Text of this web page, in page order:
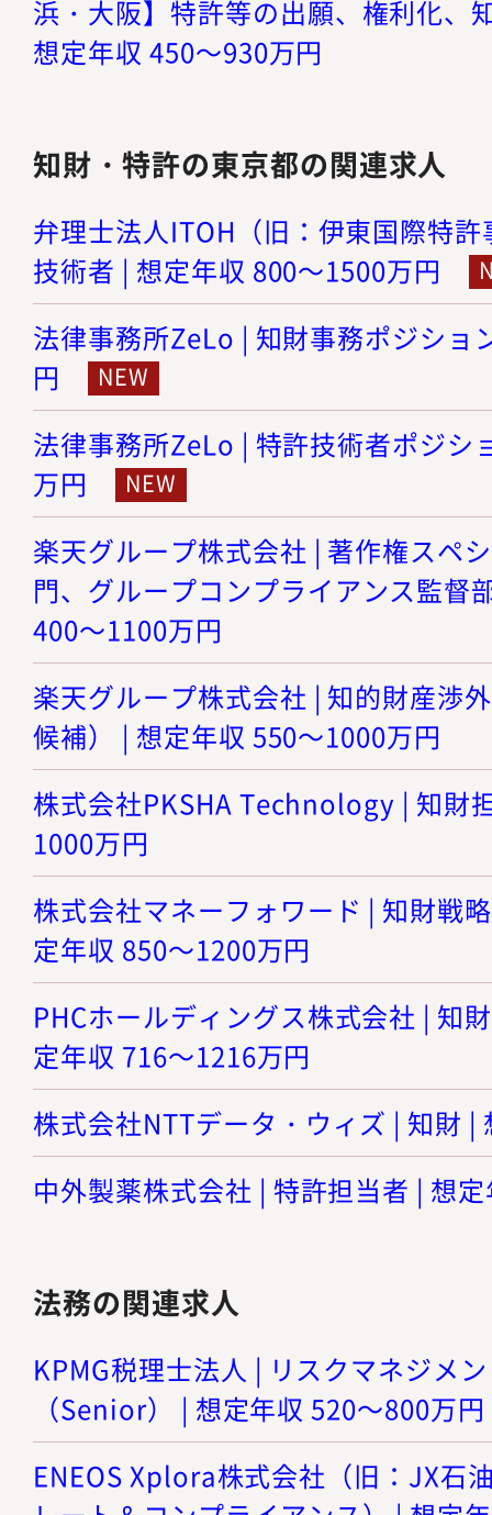
浜・大阪】特許等の出願、権利化、
想定年収 450～930万円
知財・特許の東京都の関連求人
弁理士法人ITOH（旧：伊東国際特
技術者 | 想定年収 800～1500万円
法律事務所ZeLo | 知財事務ポジショ
円
法律事務所ZeLo | 特許技術者ポジシ
万円
楽天グループ株式会社 | 著作権スペ
門、グループコンプライアンス監督
400～1100万円
楽天グループ株式会社 | 知的財産渉
候補） | 想定年収 550～1000万円
株式会社PKSHA Technology | 知財
1000万円
株式会社マネーフォワード | 知財戦
定年収 850～1200万円
PHCホールディングス株式会社 | 知
定年収 716～1216万円
株式会社NTTデータ・ウィズ | 知財 |
中外製薬株式会社 | 特許担当者 | 想
法務の関連求人
KPMG税理士法人 | リスクマネジメ
（Senior） | 想定年収 520～800万円
ENEOS Xplora株式会社（旧：JX石